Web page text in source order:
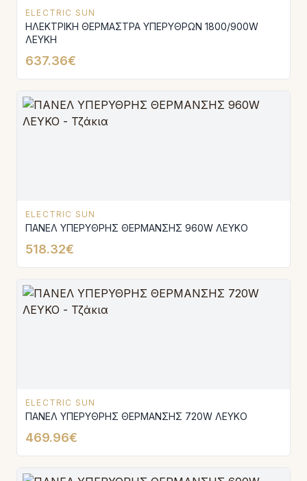
ELECTRIC SUN
ΗΛΕΚΤΡΙΚΗ ΘΕΡΜΑΣΤΡΑ ΥΠΕΡΥΘΡΩΝ 1800/900W
ΛΕΥΚΗ
637.36€
ELECTRIC SUN
ΠΑΝΕΛ ΥΠΕΡΥΘΡΗΣ ΘΕΡΜΑΝΣΗΣ 960W ΛΕΥΚΟ
518.32€
ELECTRIC SUN
ΠΑΝΕΛ ΥΠΕΡΥΘΡΗΣ ΘΕΡΜΑΝΣΗΣ 720W ΛΕΥΚΟ
469.96€